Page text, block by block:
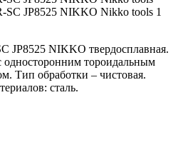
JP8525 NIKKO твердосплавная.
односторонним тороидальным
Тип обработки – чистовая.
сталь.